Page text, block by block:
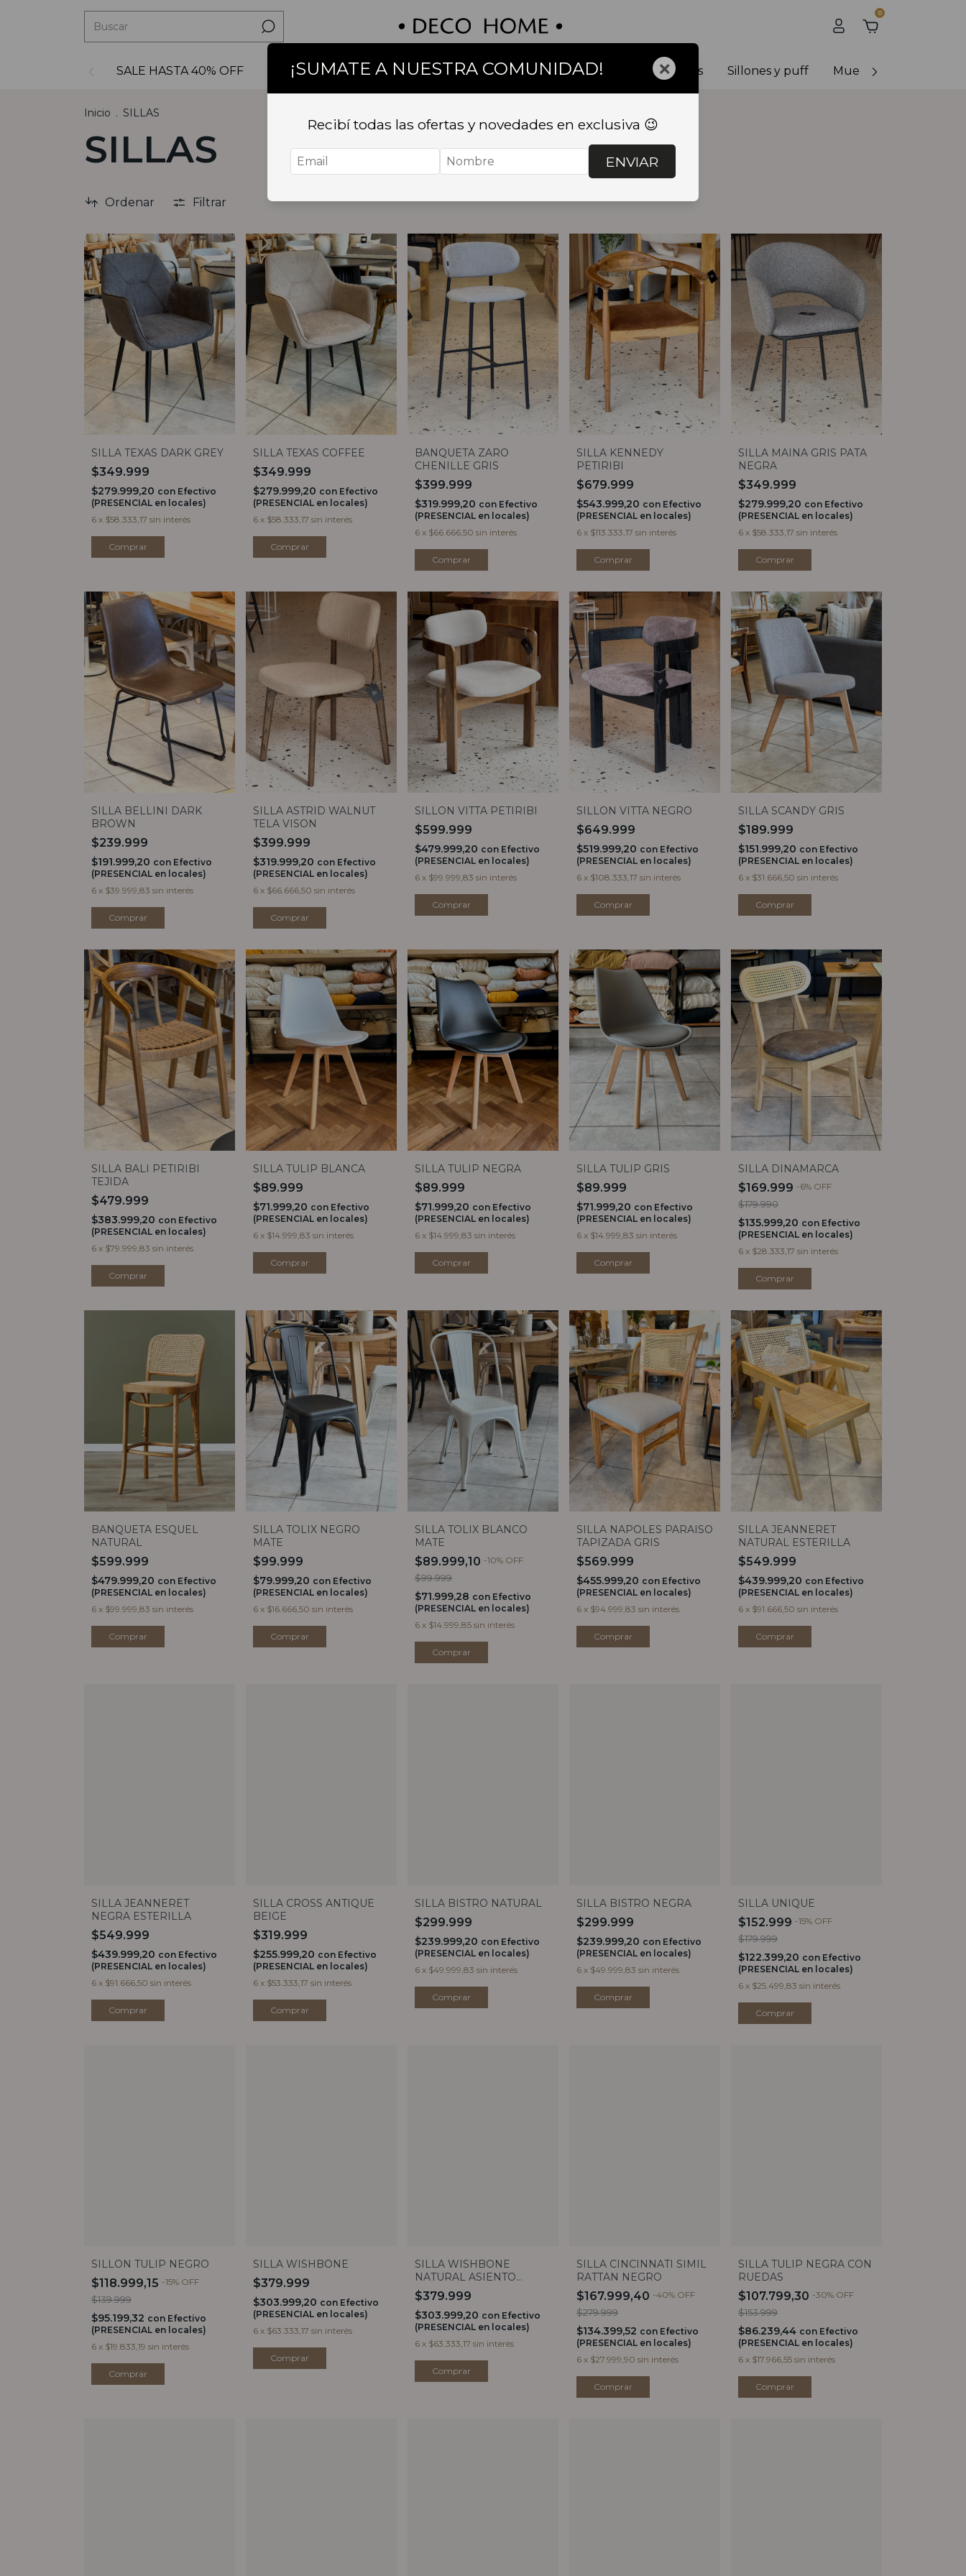
0
SALE HASTA 40% OFF Decoracion Textil Bazar Baño Muebles Sillas y banquetas Sillones y puff Muebles de exterior
Inicio . SILLAS
SILLAS
Ordenar Filtrar
SILLA TEXAS DARK GREY
$349.999
$279.999,20 con Efectivo
(PRESENCIAL en locales)
6 x $58.333,17 sin interés
SILLA TEXAS COFFEE
$349.999
$279.999,20 con Efectivo
(PRESENCIAL en locales)
6 x $58.333,17 sin interés
BANQUETA ZARO
CHENILLE GRIS
$399.999
$319.999,20 con Efectivo
(PRESENCIAL en locales)
6 x $66.666,50 sin interés
SILLA KENNEDY
PETIRIBI
$679.999
$543.999,20 con Efectivo
(PRESENCIAL en locales)
6 x $113.333,17 sin interés
SILLA MAINA GRIS PATA
NEGRA
$349.999
$279.999,20 con Efectivo
(PRESENCIAL en locales)
6 x $58.333,17 sin interés
SILLA BELLINI DARK
BROWN
$239.999
$191.999,20 con Efectivo
(PRESENCIAL en locales)
6 x $39.999,83 sin interés
SILLA ASTRID WALNUT
TELA VISON
$399.999
$319.999,20 con Efectivo
(PRESENCIAL en locales)
6 x $66.666,50 sin interés
SILLON VITTA PETIRIBI
$599.999
$479.999,20 con Efectivo
(PRESENCIAL en locales)
6 x $99.999,83 sin interés
SILLON VITTA NEGRO
$649.999
$519.999,20 con Efectivo
(PRESENCIAL en locales)
6 x $108.333,17 sin interés
SILLA SCANDY GRIS
$189.999
$151.999,20 con Efectivo
(PRESENCIAL en locales)
6 x $31.666,50 sin interés
SILLA BALI PETIRIBI
TEJIDA
$479.999
$383.999,20 con Efectivo
(PRESENCIAL en locales)
6 x $79.999,83 sin interés
SILLA TULIP BLANCA
$89.999
$71.999,20 con Efectivo
(PRESENCIAL en locales)
6 x $14.999,83 sin interés
SILLA TULIP NEGRA
$89.999
$71.999,20 con Efectivo
(PRESENCIAL en locales)
6 x $14.999,83 sin interés
SILLA TULIP GRIS
$89.999
$71.999,20 con Efectivo
(PRESENCIAL en locales)
6 x $14.999,83 sin interés
SILLA DINAMARCA
$169.999 -6% OFF
$179.990
$135.999,20 con Efectivo
(PRESENCIAL en locales)
6 x $28.333,17 sin interés
BANQUETA ESQUEL
NATURAL
$599.999
$479.999,20 con Efectivo
(PRESENCIAL en locales)
6 x $99.999,83 sin interés
SILLA TOLIX NEGRO
MATE
$99.999
$79.999,20 con Efectivo
(PRESENCIAL en locales)
6 x $16.666,50 sin interés
SILLA TOLIX BLANCO
MATE
$89.999,10 -10% OFF
$99.999
$71.999,28 con Efectivo
(PRESENCIAL en locales)
6 x $14.999,85 sin interés
SILLA NAPOLES PARAISO
TAPIZADA GRIS
$569.999
$455.999,20 con Efectivo
(PRESENCIAL en locales)
6 x $94.999,83 sin interés
SILLA JEANNERET
NATURAL ESTERILLA
$549.999
$439.999,20 con Efectivo
(PRESENCIAL en locales)
6 x $91.666,50 sin interés
SILLA JEANNERET
NEGRA ESTERILLA
$549.999
$439.999,20 con Efectivo
(PRESENCIAL en locales)
6 x $91.666,50 sin interés
SILLA CROSS ANTIQUE
BEIGE
$319.999
$255.999,20 con Efectivo
(PRESENCIAL en locales)
6 x $53.333,17 sin interés
SILLA BISTRO NATURAL
$299.999
$239.999,20 con Efectivo
(PRESENCIAL en locales)
6 x $49.999,83 sin interés
SILLA BISTRO NEGRA
$299.999
$239.999,20 con Efectivo
(PRESENCIAL en locales)
6 x $49.999,83 sin interés
SILLA UNIQUE
$152.999 -15% OFF
$179.999
$122.399,20 con Efectivo
(PRESENCIAL en locales)
6 x $25.499,83 sin interés
SILLON TULIP NEGRO
$118.999,15 -15% OFF
$139.999
$95.199,32 con Efectivo
(PRESENCIAL en locales)
6 x $19.833,19 sin interés
SILLA WISHBONE
$379.999
$303.999,20 con Efectivo
(PRESENCIAL en locales)
6 x $63.333,17 sin interés
SILLA WISHBONE
NATURAL ASIENTO
CLARO
$379.999
$303.999,20 con Efectivo
(PRESENCIAL en locales)
6 x $63.333,17 sin interés
SILLA CINCINNATI SIMIL
RATTAN NEGRO
$167.999,40 -40% OFF
$279.999
$134.399,52 con Efectivo
(PRESENCIAL en locales)
6 x $27.999,90 sin interés
SILLA TULIP NEGRA CON
RUEDAS
$107.799,30 -30% OFF
$153.999
$86.239,44 con Efectivo
(PRESENCIAL en locales)
6 x $17.966,55 sin interés
¡SUMATE A NUESTRA COMUNIDAD! ×
Recibí todas las ofertas y novedades en exclusiva 😉
ENVIAR